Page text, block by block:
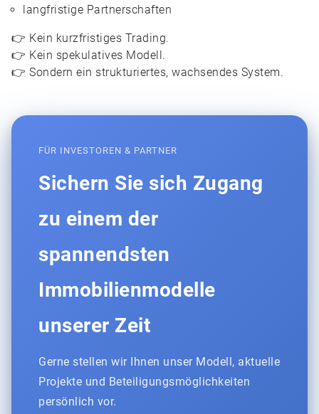
langfristige Partnerschaften
👉 Kein kurzfristiges Trading.
👉 Kein spekulatives Modell.
👉 Sondern ein strukturiertes, wachsendes System.
FÜR INVESTOREN & PARTNER
Sichern Sie sich Zugang
zu einem der
spannendsten
Immobilienmodelle
unserer Zeit
Gerne stellen wir Ihnen unser Modell, aktuelle
Projekte und Beteiligungsmöglichkeiten
persönlich vor.